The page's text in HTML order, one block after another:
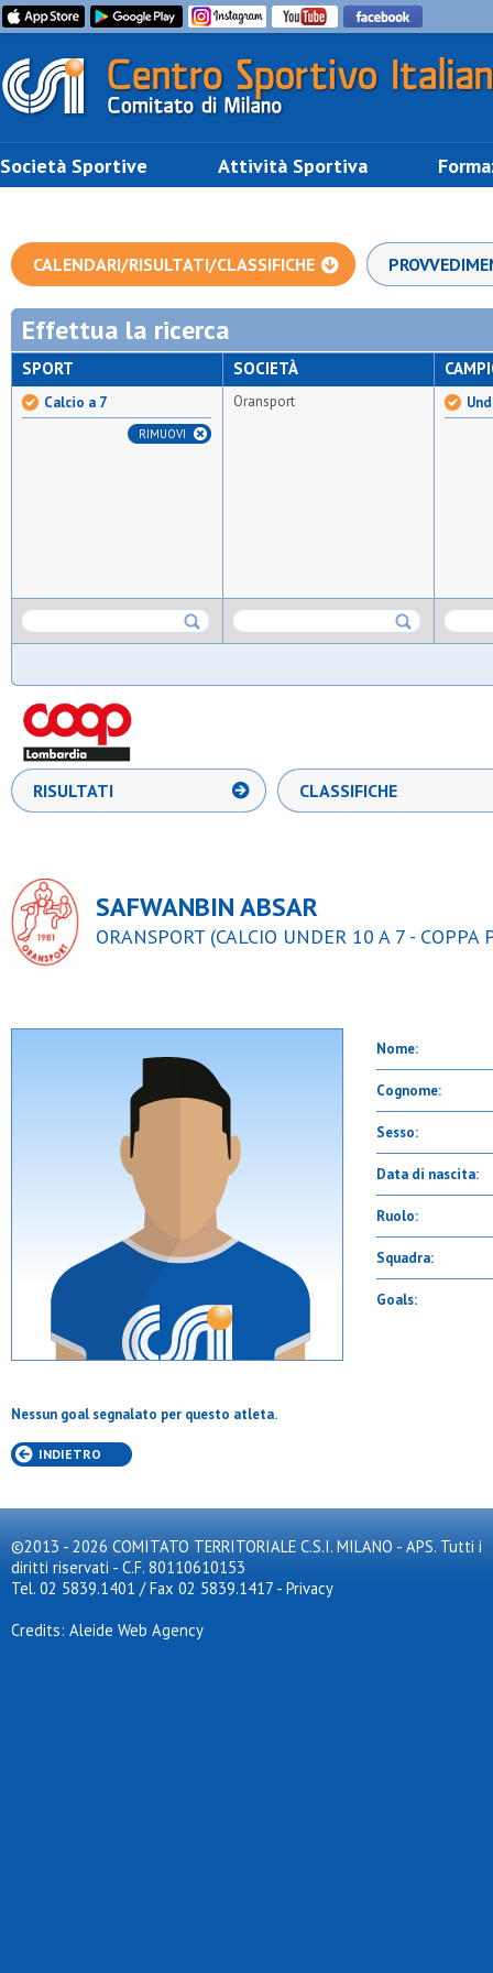
Società Sportive Attività Sportiva
CALENDARI/RISULTATI/CLASSIFICHE
Effettua la ricerca
SPORT
Calcio a 7
RIMUOVI
SOCIETÀ
Oransport
RISULTATI CLASSIFICHE
SAFWANBIN ABSAR
ORANSPORT (CALCIO UNDER 10 A 7 - COPPA
Nome:
Cognome:
Sesso:
Data di nascita:
Ruolo:
Squadra:
Goals:
Nessun goal segnalato per questo atleta.
INDIETRO
©2013 - 2026 COMITATO TERRITORIALE C.S.I. MILANO - APS. Tutti i
diritti riservati - C.F. 80110610153
Tel. 02 5839.1401 / Fax 02 5839.1417 - Privacy
Credits: Aleide Web Agency